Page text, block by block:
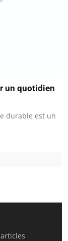
un quotidien
durable est un